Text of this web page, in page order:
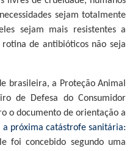
sejam totalmente
sejam mais resistentes a
de antibióticos não seja
brasileira, a Proteção Animal
de Defesa do Consumidor
o documento de orientação a
a próxima catástrofe sanitária:
foi concebido segundo uma